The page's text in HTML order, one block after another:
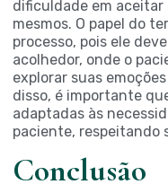
dificuldade em aceitar
mesmos. O papel do
processo, pois ele
acolhedor, onde o
explorar suas
disso, é importante
adaptadas às
paciente, respeitando
Conclusão